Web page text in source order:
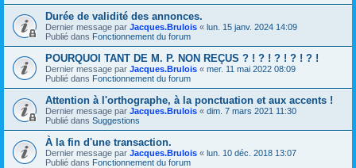
Durée de validité des annonces.
Dernier message par Jacques.Brulois « lun. 15 janv. 2024 14:09
Publié dans Fonctionnement du forum
POURQUOI TANT DE M. P. NON REÇUS ? ! ? ! ? ! ? ! ? !
Dernier message par Jacques.Brulois « mer. 11 mai 2022 08:09
Publié dans Fonctionnement du forum
Attention à l'orthographe, à la ponctuation et aux accents !
Dernier message par Jacques.Brulois « dim. 7 mars 2021 11:30
Publié dans Suggestions
À la fin d'une transaction.
Dernier message par Jacques.Brulois « lun. 10 déc. 2018 13:07
Publié dans Fonctionnement du forum